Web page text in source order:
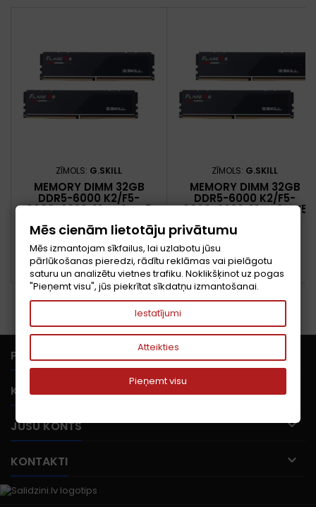
ZĪMOLS: G.SKILL
MEMORY DIMM 32GB
DDR5-6000 K2/F5-
6000J3038F16GH2-FX5
G.SKILL
Cena
573,11 €
 Pievienot grozam
PIEEJAMS
ZĪMOLS: G.SKILL
MEMORY DIMM 32GB
DDR5-6000 K2/F5-
6000J3036F16GX2-FX5
Cena
669,04 €
 Pievienot grozam
PIEEJAMS
PRECES 
KOMPĀNIJA 
JŪSU KONTS 
KONTAKTI 
Mēs cienām lietotāju privātumu
Mēs izmantojam sīkfailus, lai uzlabotu jūsu
pārlūkošanas pieredzi, rādītu reklāmas vai pielāgotu
saturu un analizētu vietnes trafiku. Noklikšķinot uz pogas
"Pieņemt visu", jūs piekrītat sīkdatņu izmantošanai.
Iestatījumi
Atteikties
Pieņemt visu